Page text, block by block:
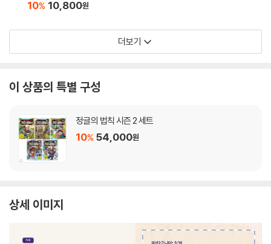
10% 10,800원
더보기
이 상품의 특별 구성
정글의 법칙 시즌 2 세트
10% 54,000원
상세 이미지